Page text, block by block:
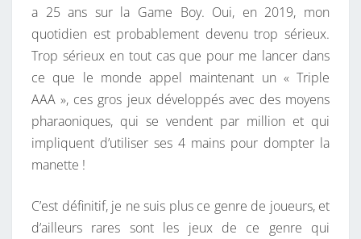
a 25 ans sur la Game Boy. Oui, en 2019, mon
quotidien est probablement devenu trop sérieux.
Trop sérieux en tout cas que pour me lancer dans
ce que le monde appel maintenant un « Triple
AAA », ces gros jeux développés avec des moyens
pharaoniques, qui se vendent par million et qui
impliquent d’utiliser ses 4 mains pour dompter la
manette !
C’est définitif, je ne suis plus ce genre de joueurs, et
d’ailleurs rares sont les jeux de ce genre qui